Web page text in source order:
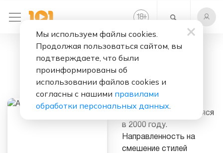
18+
Animal ДжаZ
группа, образовавшаяся
в 2000 году.
Направленность на
смешение стилей
Мы используем файлы cookies.
Продолжая пользоваться сайтом, вы
подтверждаете, что были
проинформированы об
использовании файлов cookies и
согласны с нашими правилами
обработки персональных данных.